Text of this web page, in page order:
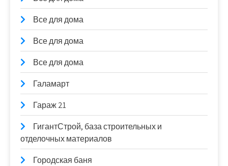
Все для дома
Все для дома
Все для дома
Галамарт
Гараж 21
ГигантСтрой, база строительных и
отделочных материалов
Городская баня